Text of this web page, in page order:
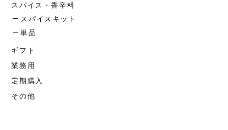
スパイス・香辛料
スパイスキット
単品
ギフト
業務用
定期購入
その他
ー
か
ら
選
で
き